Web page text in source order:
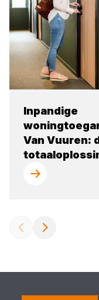
Inpandige
Van Vuuren: